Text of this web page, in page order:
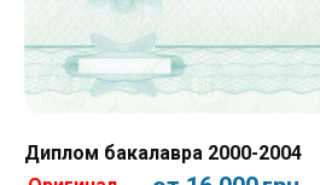
Диплом бакалавра 2000-2004